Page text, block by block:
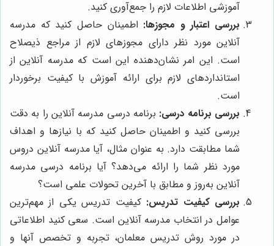
آموزشی اطلاعات لازم را جمع‌آوری کنید.
بررسی اعتبار و مجوزها: اطمینان حاصل کنید که مدرسه
آنلاین مورد نظر دارای مجوزهای لازم از مراجع ذیصلاح
است. این امر نشان‌دهنده این است که مدرسه آنلاین از
استانداردهای لازم برای ارائه آموزش با کیفیت برخوردار
است.
بررسی برنامه درسی: برنامه درسی مدرسه آنلاین را به دقت
بررسی کنید و اطمینان حاصل کنید که با نیازها و اهداف
شما مطابقت دارد. به عنوان مثال، آیا مدرسه آنلاین دروس
مورد نظر شما را ارائه می‌دهد؟ آیا برنامه درسی مدرسه
آنلاین به‌روز و مطابق با آخرین تحولات علمی است؟
بررسی کیفیت تدریس: کیفیت تدریس یکی از مهم‌ترین
عوامل در انتخاب مدرسه آنلاین است. سعی کنید اطلاعاتی
در مورد روش تدریس معلمان، تجربه و تخصص آنها و